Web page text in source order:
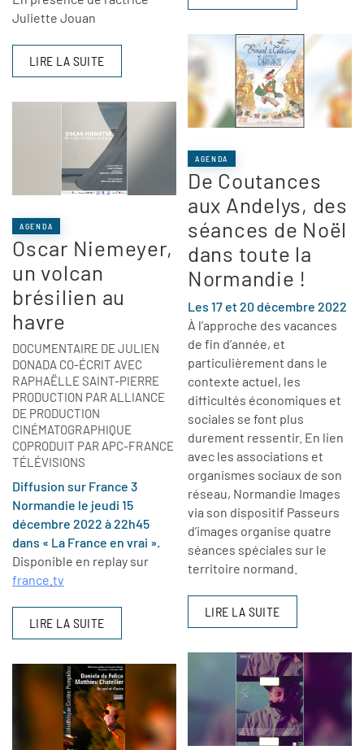
Juliette Jouan
LIRE LA SUITE
AGENDA
Oscar Niemeyer,
un volcan
brésilien au
havre
DOCUMENTAIRE DE JULIEN
DONADA CO-ÉCRIT AVEC
RAPHAËLLE SAINT-PIERRE
PRODUCTION PAR ALLIANCE
DE PRODUCTION
CINÉMATOGRAPHIQUE
COPRODUIT PAR APC-FRANCE
TÉLÉVISIONS
Diffusion sur France 3
Normandie le jeudi 15
décembre 2022 à 22h45
dans « La France en vrai ».
Disponible en replay sur
france.tv
LIRE LA SUITE
AGENDA
De Coutances
aux Andelys, des
séances de Noël
dans toute la
Normandie !
Les 17 et 20 décembre 2022
À l’approche des vacances
de fin d’année, et
particulièrement dans le
contexte actuel, les
difficultés économiques et
sociales se font plus
durement ressentir. En lien
avec les associations et
organismes sociaux de son
réseau, Normandie Images
via son dispositif Passeurs
d’images organise quatre
séances spéciales sur le
territoire normand.
LIRE LA SUITE